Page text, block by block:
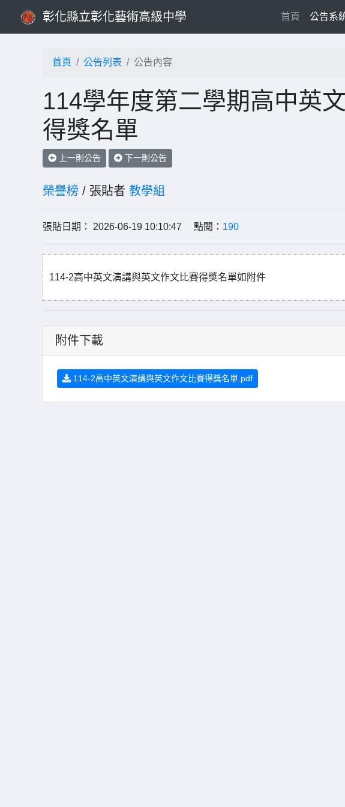
彰化縣立彰化藝術高級中學 首頁(current)
公告系
首頁 公告列表 公告內容
114學年度第二學期高中英
得獎名單
上一則公告 下一則公告
榮譽榜 / 張貼者 教學組
張貼日期： 2026-06-19 10:10:47 點閱： 190
114-2高中英文演講與英文作文比賽得獎名單如附件
附件下載
114-2高中英文演講與英文作文比賽得獎名單.pdf